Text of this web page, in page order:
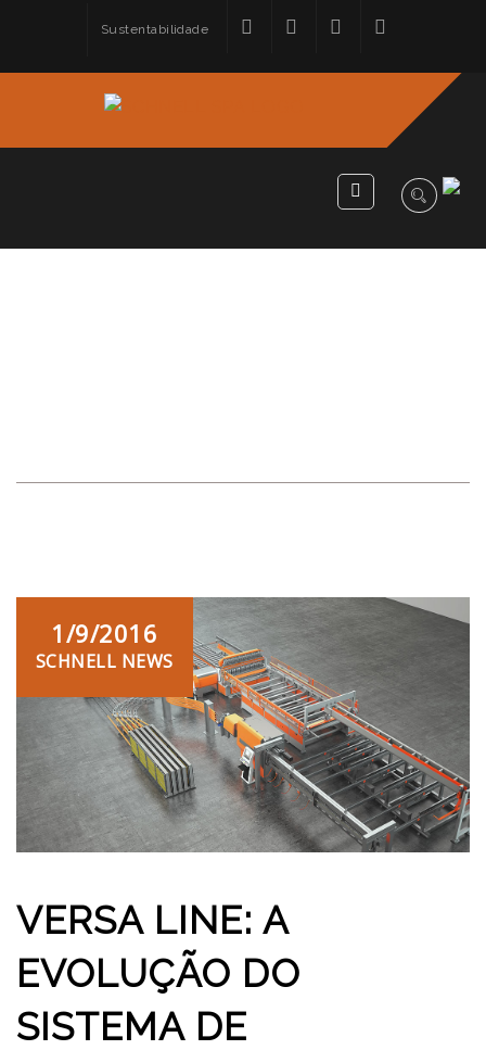
Sustentabilidade
1/9/2016
SCHNELL NEWS
VERSA LINE: A
EVOLUÇÃO DO
SISTEMA DE